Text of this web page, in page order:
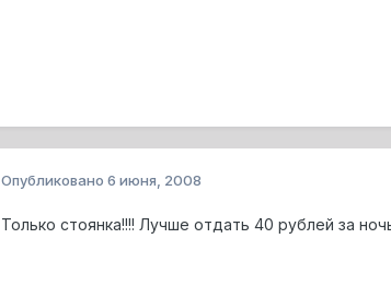
Опубликовано 6 июня, 2008
Только стоянка!!!! Лучше отдать 40 рублей за